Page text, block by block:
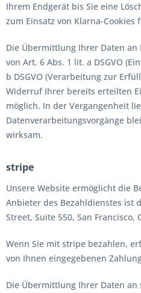
Ihrem Endgerät bis Sie eine
zum Einsatz von Klarna-Cookies
Die Übermittlung Ihrer Daten
von Art. 6 Abs. 1 lit. a DSGVO
b DSGVO (Verarbeitung zur
Widerruf Ihrer bereits erteilten
möglich. In der Vergangenheit
Datenverarbeitungsvorgänge
wirksam.
stripe
Unsere Website ermöglicht die
Anbieter des Bezahldienstes ist
Street, Suite 550, San Francisco,
Wenn Sie mit stripe bezahlen,
von Ihnen eingegebenen
Die Übermittlung Ihrer Daten